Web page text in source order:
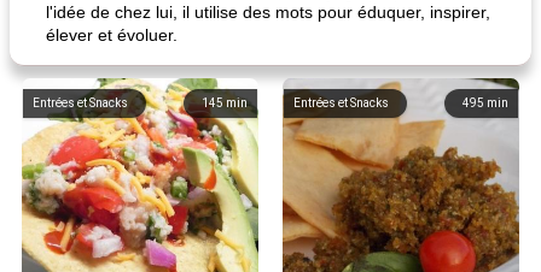
l'idée de chez lui, il utilise des mots pour éduquer, inspirer,
élever et évoluer.
145 min
Entrées et Snacks 495 min
Entrées et Snacks